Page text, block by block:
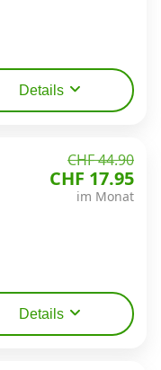
Details
CHF 44.90
CHF 17.95
im Monat
Details